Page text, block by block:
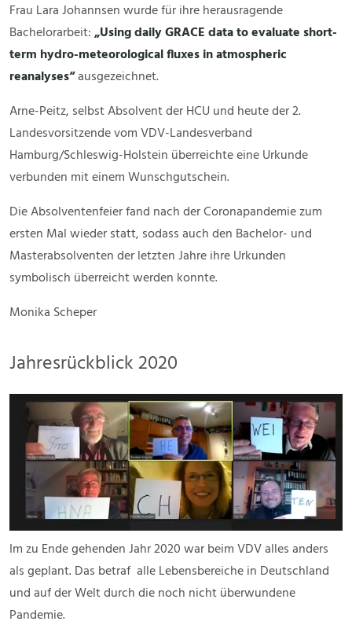
Frau Lara Johannsen wurde für ihre herausragende
Bachelorarbeit:„Using daily GRACE data to evaluate short-
term hydro-meteorological fluxes in atmospheric
reanalyses“ausgezeichnet.
Arne-Peitz, selbst Absolvent der HCU und heute der 2.
Landesvorsitzende vom VDV-Landesverband
Hamburg/Schleswig-Holstein überreichte eine Urkunde
verbunden mit einem Wunschgutschein.
Die Absolventenfeier fand nach der Coronapandemie zum
ersten Mal wieder statt, sodass auch den Bachelor- und
Masterabsolventen der letzten Jahre ihre Urkunden
symbolisch überreicht werden konnte.
Monika Scheper
Jahresrückblick 2020
Im zu Ende gehenden Jahr 2020 war beim VDV alles anders
als geplant. Das betraf alle Lebensbereiche in Deutschland
und auf der Welt durch die noch nicht überwundene
Pandemie.